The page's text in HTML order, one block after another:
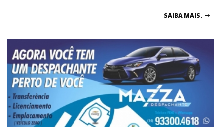
SAIBA MAIS.